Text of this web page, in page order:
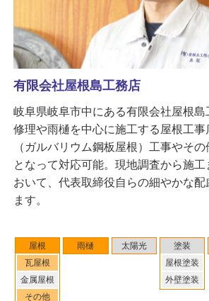
屋根
瓦屋根
金属屋根
その他
雨樋 太陽光
塗装
屋根塗装
外壁塗装
有限会社屋根島工務店
岐阜県岐阜市中にある有限会社屋根島
修理や雨樋を中心に施工する屋根工事
（ガルバリウム鋼板屋根）工事やそ
となって対応可能。現地調査から施工
おいて、代表取締役自らの細やかな
ます。